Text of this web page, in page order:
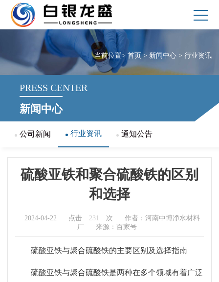
当前位置> 首页> 新闻中心 > 行业资讯
PRESS CENTER
新闻中心
公司新闻 行业资讯 通知公告
硫酸亚铁和聚合硫酸铁的区别
和选择
2024-04-22 点击 231 次
作者：河南中博净水材料
厂
来源：百家号
硫酸亚铁与聚合硫酸铁的主要区别及选择指南
硫酸亚铁与聚合硫酸铁是两种在多个领域有着广泛